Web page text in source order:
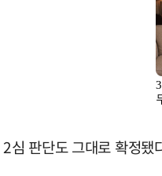
심 판단도 그대로 확정됐